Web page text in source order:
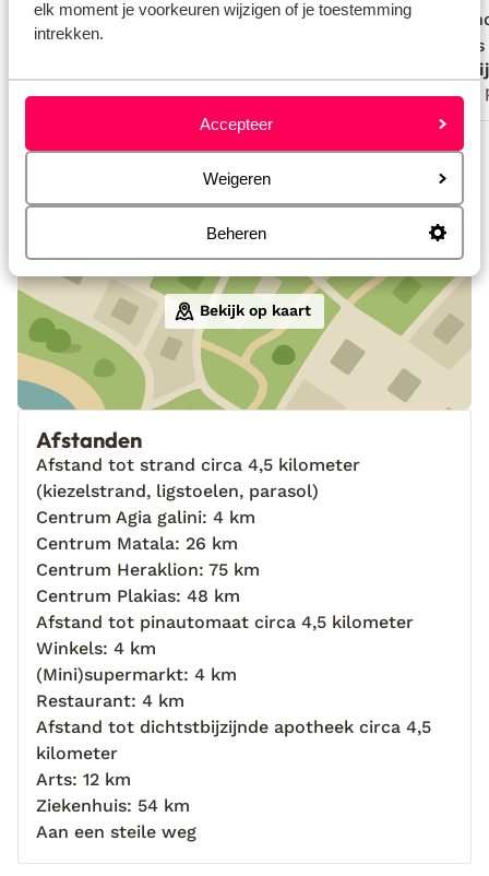
elk moment je voorkeuren wijzigen of je toestemming
intrekken.
Accepteer
Weigeren
Beheren
Met partner
een
auto
naar
een
auto
Met
Bekijk op kaart
Afstanden
Afstand tot strand circa 4,5 kilometer
(kiezelstrand, ligstoelen, parasol)
Centrum Agia galini: 4 km
Centrum Matala: 26 km
Centrum Heraklion: 75 km
Centrum Plakias: 48 km
Afstand tot pinautomaat circa 4,5 kilometer
Winkels: 4 km
(Mini)supermarkt: 4 km
Restaurant: 4 km
Afstand tot dichtstbijzijnde apotheek circa 4,5
kilometer
Arts: 12 km
Ziekenhuis: 54 km
Aan een steile weg